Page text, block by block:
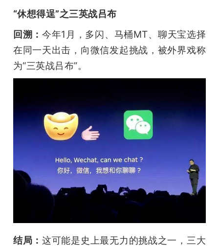
“休想得逞”之三英战吕布
回溯： 今年1月，多闪、马桶MT、聊天宝选择
在同一天出击，向微信发起挑战，被外界戏称
为“三英战吕布”。
结局：这可能是史上最无力的挑战之一，三大